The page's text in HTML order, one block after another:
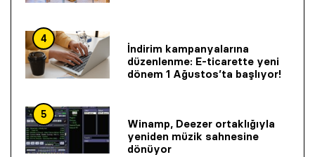
4
İndirim kampanyalarına
düzenlenme: E-ticarette yeni
dönem 1 Ağustos’ta başlıyor!
5
Winamp, Deezer ortaklığıyla
yeniden müzik sahnesine
dönüyor